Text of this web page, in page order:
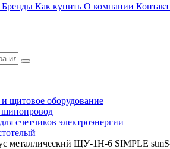
Бренды Как купить О компании
щитовое оборудование
счетчиков электроэнергии
металлический ЩУ-1Н-6 SIMPLE